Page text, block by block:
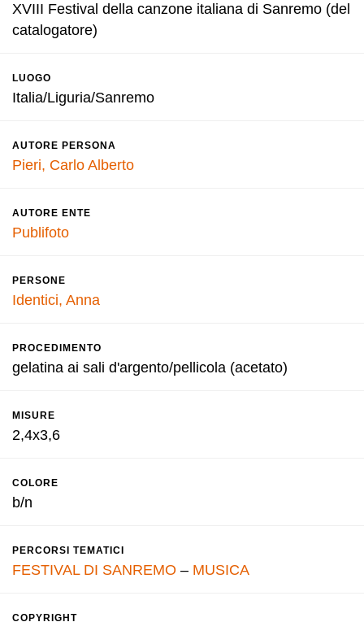
XVIII Festival della canzone italiana di Sanremo (del
catalogatore)
LUOGO
Italia/Liguria/Sanremo
AUTORE PERSONA
Pieri, Carlo Alberto
AUTORE ENTE
Publifoto
PERSONE
Identici, Anna
PROCEDIMENTO
gelatina ai sali d'argento/pellicola (acetato)
MISURE
2,4x3,6
COLORE
b/n
PERCORSI TEMATICI
FESTIVAL DI SANREMO – MUSICA
COPYRIGHT